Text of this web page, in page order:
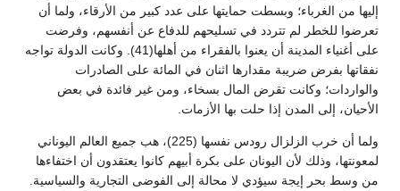
إليها من الغرباء؛ وبسطت حمايتها على عدد كبير من الأرقاء، ولما أن
تعرضوا للخطر لم تتردد في تسليحهم للدفاع عن أنفسهم، وفرضت
على أغنياء المدينة أن يعنوا بالفقراء من أهلها(41). وكانت الدولة تواجه
نفقاتها بفرض ضريبة مقدارها اثنان في المائة على الصادرات
والواردات؛ وكانت تقرض المال بسخاء، ومن غير فائدة في بعض
الأحيان، إلى المدن إذا حلت بها الأزمات.
ولما أن خرب الزلزال رودس نفسها (225)، هب جميع العالم اليوناني
لمعونتها، وذلك لأن اليونان على بكرة أبيهم كانوا يعتقدون أن اختفاءها
من وسط بحر إيجة سيؤدي لا محالة إلى الفوضى التجارية والسياسية.